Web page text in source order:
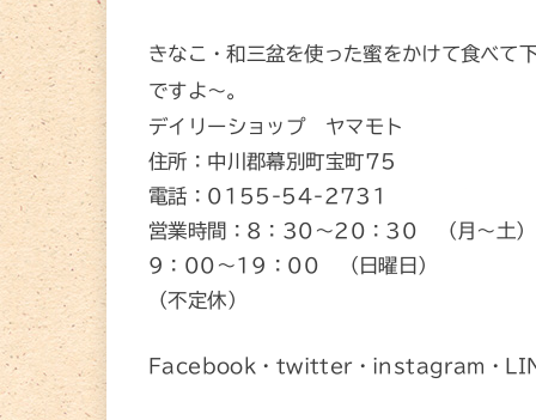
きなこ・和三盆を使った蜜をかけて食べて
ですよ～。
デイリーショップ ヤマモト
住所：中川郡幕別町宝町75
電話：0155-54-2731
営業時間：8：30～20：30 （月～土）
9：00～19：00 （日曜日）
（不定休）
Facebook・twitter・instagram・